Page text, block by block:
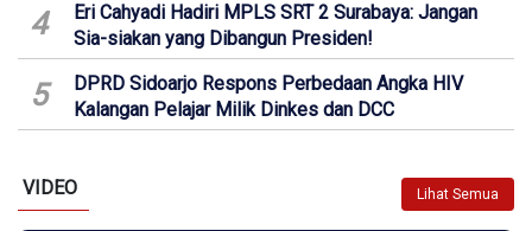
4
Eri Cahyadi Hadiri MPLS SRT 2 Surabaya: Jangan
Sia-siakan yang Dibangun Presiden!
5
DPRD Sidoarjo Respons Perbedaan Angka HIV
Kalangan Pelajar Milik Dinkes dan DCC
VIDEO Lihat Semua